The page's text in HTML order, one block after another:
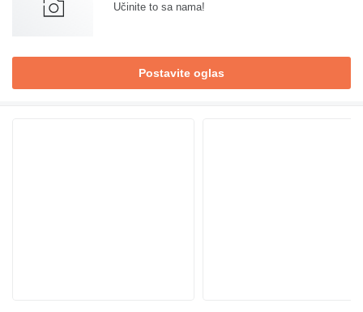
Učinite to sa nama!
Postavite oglas